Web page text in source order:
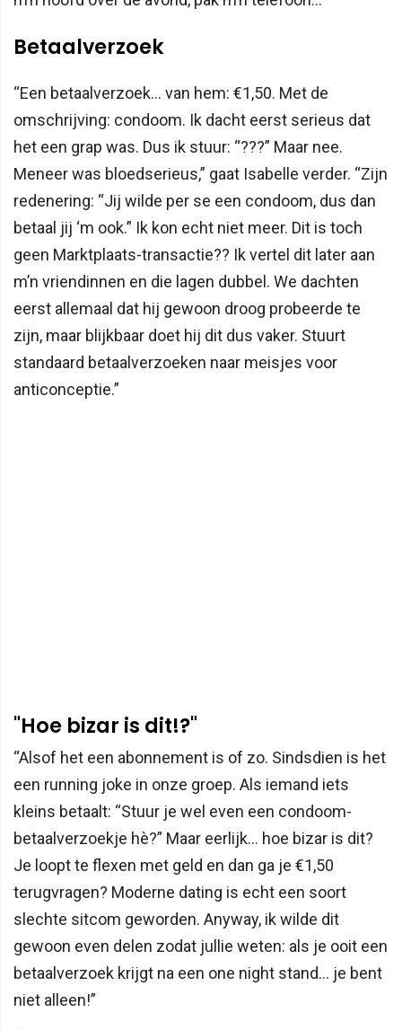
Betaalverzoek
“Een betaalverzoek… van hem: €1,50. Met de
omschrijving: condoom. Ik dacht eerst serieus dat
het een grap was. Dus ik stuur: “???” Maar nee.
Meneer was bloedserieus,” gaat Isabelle verder. “Zijn
redenering: “Jij wilde per se een condoom, dus dan
betaal jij ‘m ook.” Ik kon echt niet meer. Dit is toch
geen Marktplaats-transactie?? Ik vertel dit later aan
m’n vriendinnen en die lagen dubbel. We dachten
eerst allemaal dat hij gewoon droog probeerde te
zijn, maar blijkbaar doet hij dit dus vaker. Stuurt
standaard betaalverzoeken naar meisjes voor
anticonceptie.”
"Hoe bizar is dit!?"
“Alsof het een abonnement is of zo. Sindsdien is het
een running joke in onze groep. Als iemand iets
kleins betaalt: “Stuur je wel even een condoom-
betaalverzoekje hè?” Maar eerlijk… hoe bizar is dit?
Je loopt te flexen met geld en dan ga je €1,50
terugvragen? Moderne dating is echt een soort
slechte sitcom geworden. Anyway, ik wilde dit
gewoon even delen zodat jullie weten: als je ooit een
betaalverzoek krijgt na een one night stand… je bent
niet alleen!”